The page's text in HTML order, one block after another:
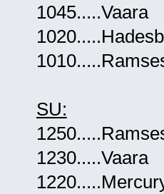
1045.....Vaara
SU:
1230.....Vaara